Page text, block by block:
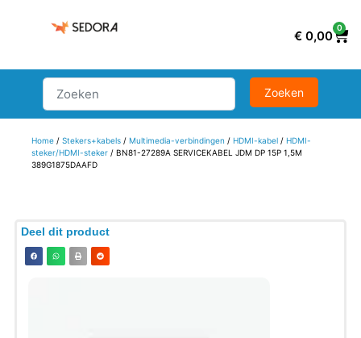
€ 0,00
0
Home/ Stekers+kabels/ Multimedia-verbindingen / HDMI-kabel/ HDMI-
steker/HDMI-steker/ BN81-27289A SERVICEKABEL JDM DP 15P 1,5M
389G1875DAAFD
Deel dit product